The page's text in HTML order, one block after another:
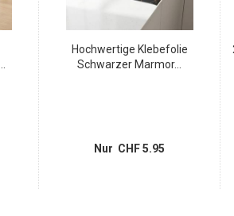
Hochwertige Klebefolie
Schwarzer Marmor...
Nur CHF 5.95